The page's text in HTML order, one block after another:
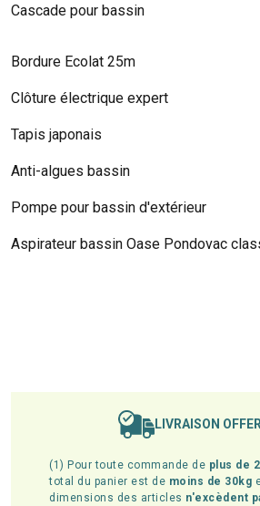
Cascade pour bassin
Bordure Ecolat 25m
Clôture électrique expert
Tapis japonais
Anti-algues bassin
Pompe pour bassin d'extérieur
Aspirateur bassin Oase Pondovac
LIVRAISON
(1) Pour toute commande de plus de
total du panier est de moins de 30kg
dimensions des articles n'excèdent